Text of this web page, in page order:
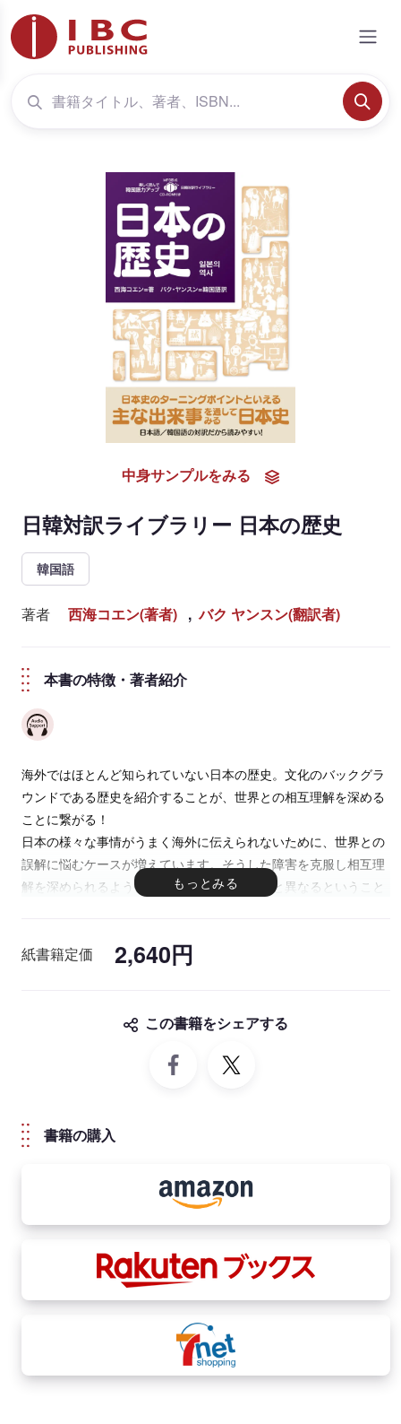
中身サンプルをみる
日韓対訳ライブラリー 日本の歴史
韓国語
著者 西海コエン(著者) ,バク ヤンスン(翻訳者)
本書の特徴・著者紹介
海外ではほとんど知られていない日本の歴史。文化のバックグラ
ウンドである歴史を紹介することが、世界との相互理解を深める
ことに繋がる！
日本の様々な事情がうまく海外に伝えられないために、世界との
誤解に悩むケースが増えています。そうした障害を克服し相互理
解を深められるように、日本は特殊で他の国と異なるということ
ています。肩肘張らないスタンスで、海外の人に日本の歴史を説
注：本書の CD-ROM は MP3 形式になっており、パソコンや
MP3 プレーヤーで聴くことができます。MP3 ファイルの転送・
り込む方法について
※このディスクはCDプレーヤーでは再生できません。
紙書籍定価 2,640円
この書籍をシェアする
書籍の購入